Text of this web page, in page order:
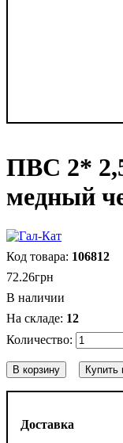
ПВС 2*
медный
Доставка
106812
72.26грн
В наличии
12
В корзину Купить